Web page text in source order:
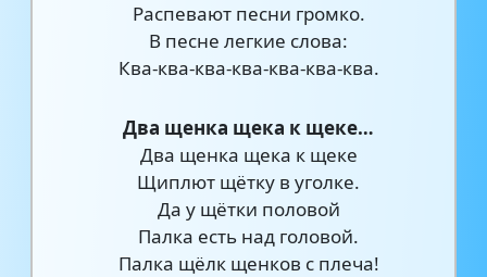
Распевают песни громко.
В песне легкие слова:
Ква-ква-ква-ква-ква-ква-ква.
Два щенка щека к щеке…
Два щенка щека к щеке
Щиплют щётку в уголке.
Да у щётки половой
Палка есть над головой.
Палка щёлк щенков с плеча!